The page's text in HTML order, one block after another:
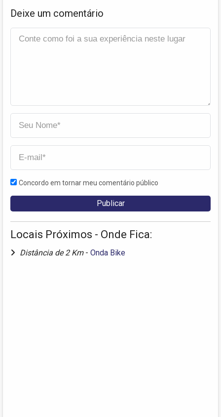
Deixe um comentário
Concordo em tornar meu comentário público
Locais Próximos - Onde Fica:
Distância de 2 Km - Onda Bike